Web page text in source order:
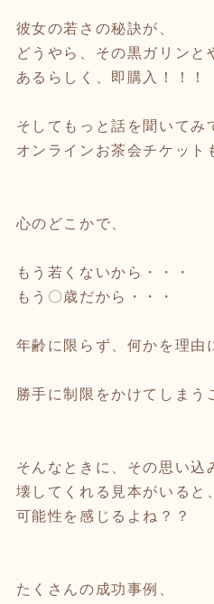
彼女の若さの秘訣が、
どうやら、その黒ガリンと
あるらしく、即購入！！！
そしてもっと話を聞いてみ
オンラインお茶会チケット
心のどこかで、
もう若くないから・・・
もう〇歳だから・・・
年齢に限らず、何かを理由
勝手に制限をかけてしまう
そんなときに、その思い込
壊してくれる見本がいると、
可能性を感じるよね？？
たくさんの成功事例、